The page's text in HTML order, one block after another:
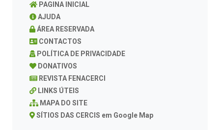
PAGINA INICIAL
AJUDA
ÁREA RESERVADA
CONTACTOS
POLÍTICA DE PRIVACIDADE
DONATIVOS
REVISTA FENACERCI
LINKS ÚTEIS
MAPA DO SITE
SÍTIOS DAS CERCIS em Google Map